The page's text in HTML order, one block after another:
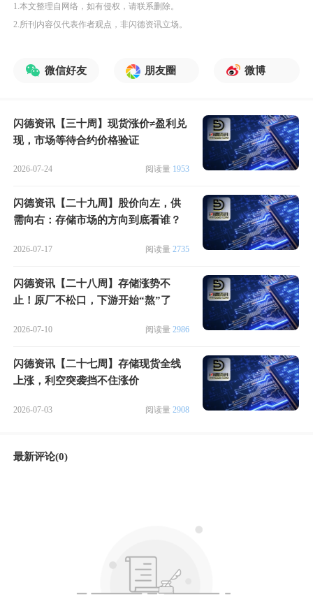
1.本文整理自网络，如有侵权，请联系删除。
2.所刊内容仅代表作者观点，非闪德资讯立场。
微信好友 朋友圈 微博
闪德资讯【三十周】现货涨价≠盈利兑
现，市场等待合约价格验证
2026-07-24 阅读量 1953
闪德资讯【二十九周】股价向左，供
需向右：存储市场的方向到底看谁？
2026-07-17 阅读量 2735
闪德资讯【二十八周】存储涨势不
止！原厂不松口，下游开始“熬”了
2026-07-10 阅读量 2986
闪德资讯【二十七周】存储现货全线
上涨，利空突袭挡不住涨价
2026-07-03 阅读量 2908
最新评论(0)